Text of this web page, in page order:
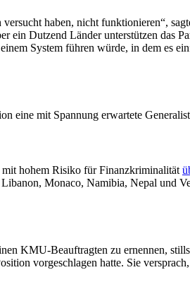
haben, nicht funktionieren“,
Dutzend Länder unterstützen das
System führen würde, in dem
eine mit Spannung erwartete
hohem Risiko für Finanzkriminalität
Monaco, Namibia, Nepal und
KMU-Beauftragten zu ernennen,
vorgeschlagen hatte. Sie